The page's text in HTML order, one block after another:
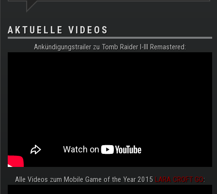
AKTUELLE VIDEOS
Ankündigungstrailer zu Tomb Raider I-III Remastered:
Alle Videos zum Mobile Game of the Year 2015 LARA CROFT GO: